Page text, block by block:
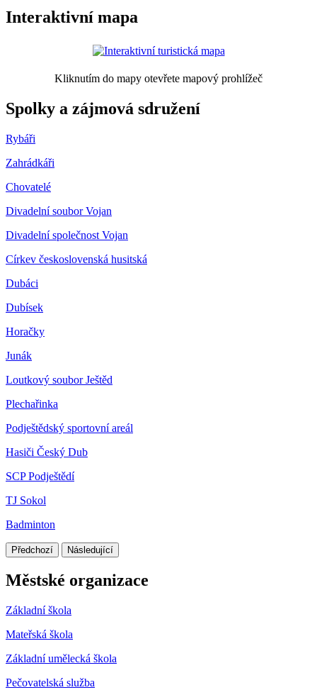
Interaktivní mapa
Kliknutím do mapy otevřete mapový prohlížeč
Spolky a zájmová sdružení
Rybáři
Zahrádkáři
Chovatelé
Divadelní soubor Vojan
Divadelní společnost Vojan
Církev československá husitská
Dubáci
Dubísek
Horačky
Junák
Loutkový soubor Ještěd
Plechařinka
Podještědský sportovní areál
Hasiči Český Dub
SCP Podještědí
TJ Sokol
Badminton
Předchozí Následující
Městské organizace
Základní škola
Mateřská škola
Základní umělecká škola
Pečovatelská služba